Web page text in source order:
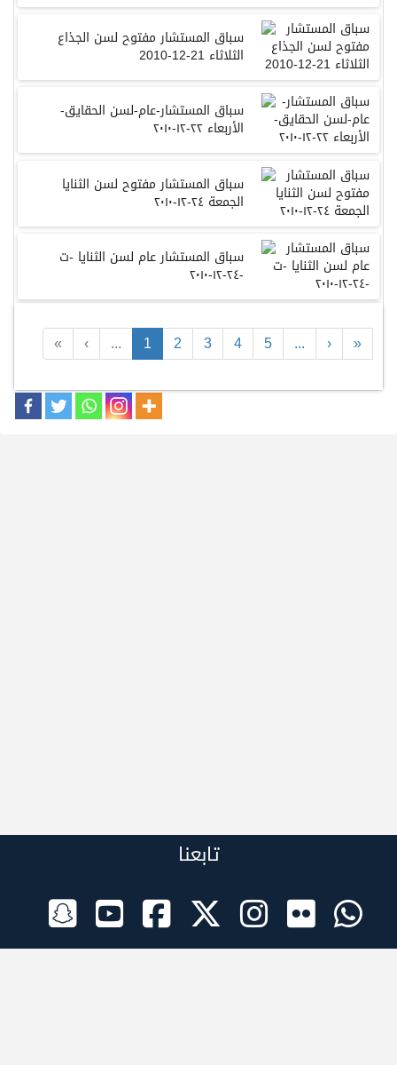
« ‹ ... 1 2 3 4 5 ... › »
سباق المستشار مفتوح لسن الجذاع
الثلاثاء 21-12-2010
سباق المستشار-عام-لسن الحقايق-
الأربعاء ٢٢-١٢-٢٠١٠
سباق المستشار مفتوح لسن الثنايا
الجمعة ٢٤-١٢-٢٠١٠
سباق المستشار عام لسن الثنايا -ت
-٢٤-١٢-٢٠١٠
تابعنا